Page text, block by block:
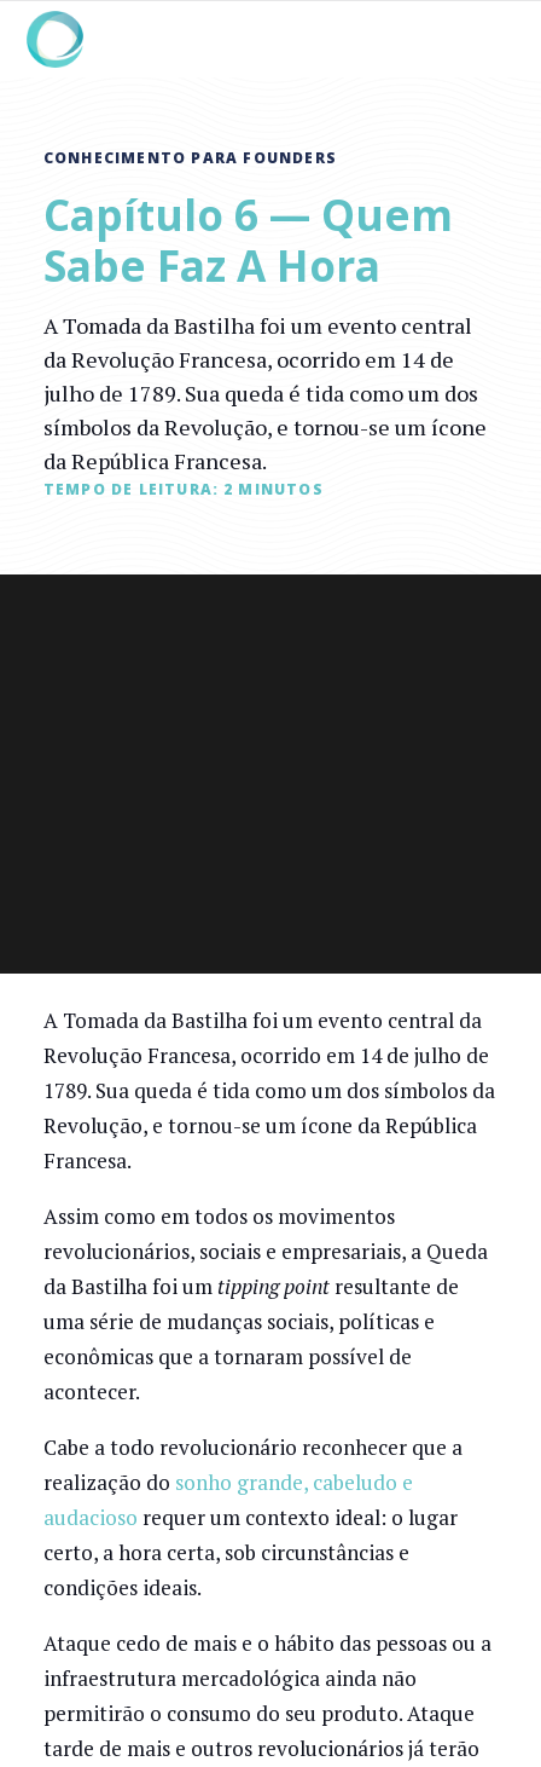
CONHECIMENTO PARA FOUNDERS
Capítulo 6 — Quem
Sabe Faz A Hora
A Tomada da Bastilha foi um evento central
da Revolução Francesa, ocorrido em 14 de
julho de 1789. Sua queda é tida como um dos
símbolos da Revolução, e tornou-se um ícone
da República Francesa.
TEMPO DE LEITURA: 2 MINUTOS
A Tomada da Bastilha foi um evento central da
Revolução Francesa, ocorrido em 14 de julho de
1789. Sua queda é tida como um dos símbolos da
Revolução, e tornou-se um ícone da República
Francesa.
Assim como em todos os movimentos
revolucionários, sociais e empresariais, a Queda
da Bastilha foi um tipping point resultante de
uma série de mudanças sociais, políticas e
econômicas que a tornaram possível de
acontecer.
Cabe a todo revolucionário reconhecer que a
realização do sonho grande, cabeludo e
audacioso requer um contexto ideal: o lugar
certo, a hora certa, sob circunstâncias e
condições ideais.
Ataque cedo de mais e o hábito das pessoas ou a
infraestrutura mercadológica ainda não
permitirão o consumo do seu produto. Ataque
tarde de mais e outros revolucionários já terão